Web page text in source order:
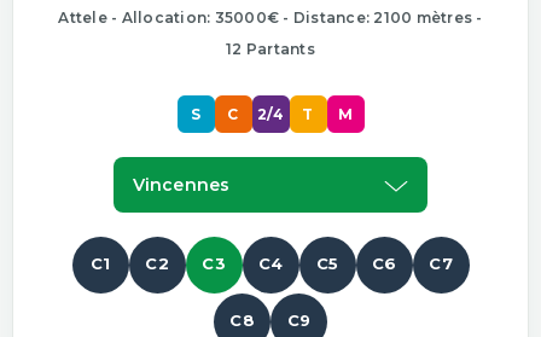
Attele - Allocation: 35000€ - Distance: 2100 mètres -
12 Partants
S C 2/4 T M
Vincennes
C1 C2 C3 C4 C5 C6 C7
C8 C9